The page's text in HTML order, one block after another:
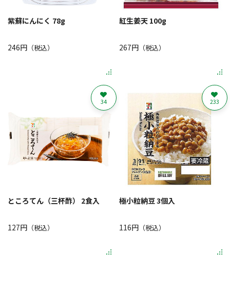
紫蘇にんにく 78g
246円 （税込）
紅生姜天 100g
267円（税込）
ところてん（三杯酢） 2食入
127円 （税込）
34
極小粒納豆 3個入
116円（税込）
233